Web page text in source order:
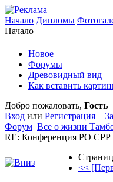
Начало Дипломы
Начало
Новое
Форумы
Древовидный вид
Как вставить
Добро пожаловать, Гость
Вход или Регистрация
Форум Все о жизни
RE: Конференция РО СРР
<<